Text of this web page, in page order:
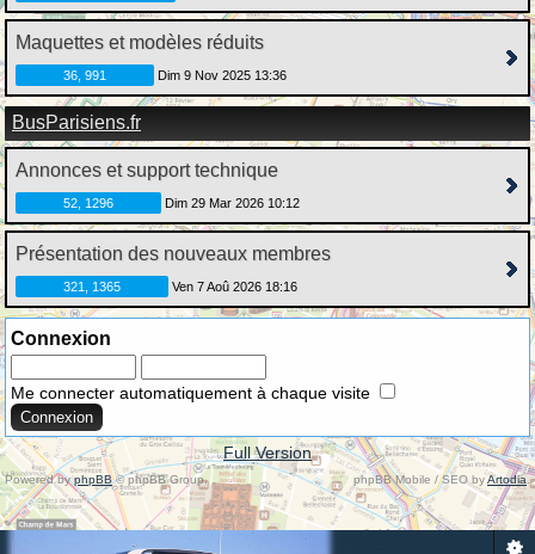
Maquettes et modèles réduits
36, 991 Dim 9 Nov 2025 13:36
BusParisiens.fr
Annonces et support technique
52, 1296 Dim 29 Mar 2026 10:12
Présentation des nouveaux membres
321, 1365 Ven 7 Aoû 2026 18:16
Connexion
Me connecter automatiquement à chaque visite
Full Version
Powered byphpBB© phpBB Group. phpBB Mobile / SEO byArtodia .